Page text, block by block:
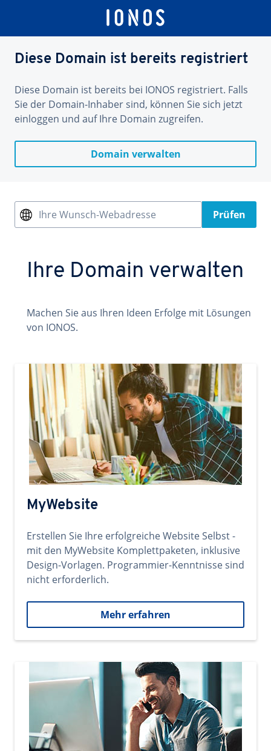
Diese Domain ist bereits registriert
Diese Domain ist bereits bei IONOS registriert. Falls
Sie der Domain-Inhaber sind, können Sie sich jetzt
einloggen und auf Ihre Domain zugreifen.
Domain verwalten
Ihre Wunsch-Webadresse Prüfen
Ihre Domain verwalten
Machen Sie aus Ihren Ideen Erfolge mit Lösungen
von IONOS.
MyWebsite
Erstellen Sie Ihre erfolgreiche Website Selbst -
mit den MyWebsite Komplettpaketen, inklusive
Design-Vorlagen. Programmier-Kenntnisse sind
nicht erforderlich.
Mehr erfahren